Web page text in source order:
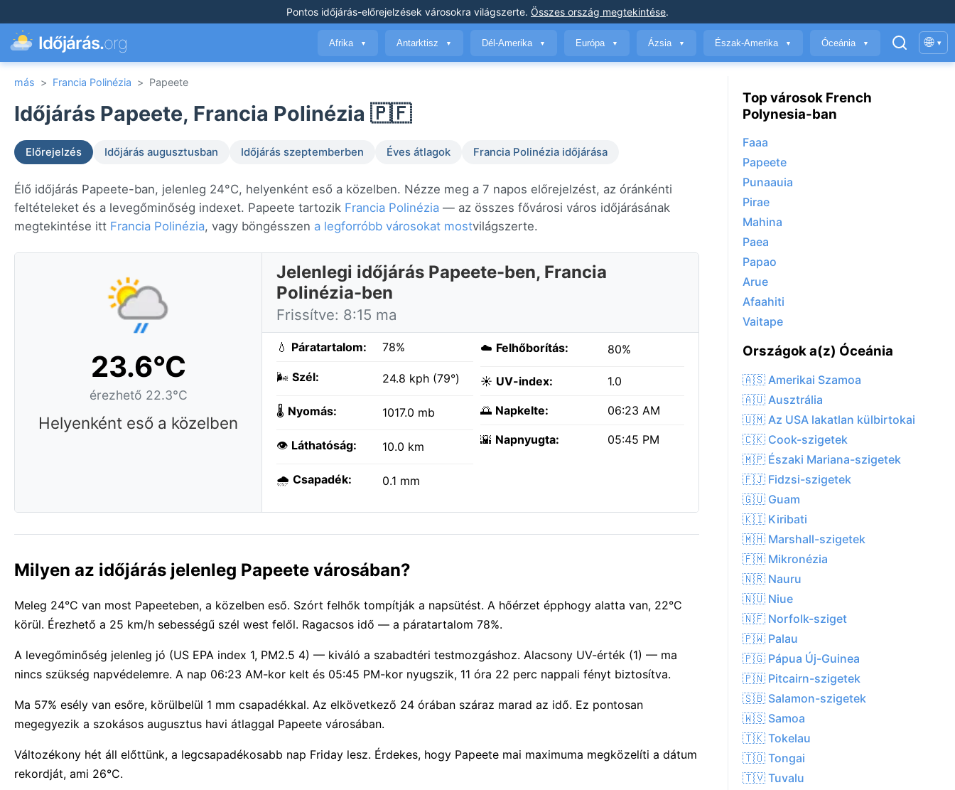
Pontos időjárás-előrejelzések városokra világszerte. Összes ország megtekintése.
Időjárás.org Afrika ▼ Antarktisz ▼ Dél-Amerika ▼ Európa ▼ Ázsia ▼ Észak-Amerika ▼ Óceánia ▼ 🌐 ▾
más > Francia Polinézia > Papeete
Időjárás Papeete, Francia Polinézia 🇵🇫
Előrejelzés Időjárás augusztusban Időjárás szeptemberben Éves átlagok Francia Polinézia időjárása
Élő időjárás Papeete-ban, jelenleg 24°C, helyenként eső a közelben. Nézze meg a 7 napos előrejelzést, az óránkénti
feltételeket és a levegőminőség indexet. Papeete tartozik Francia Polinézia — az összes fővárosi város időjárásának
megtekintése itt Francia Polinézia, vagy böngésszen a legforróbb városokat mostvilágszerte.
23.6°C
érezhető 22.3°C
Helyenként eső a közelben
Jelenlegi időjárás Papeete-ben, Francia
Polinézia-ben
Frissítve: 8:15 ma
💧 Páratartalom: 78%
🌬️ Szél: 24.8 kph (79°)
🌡️ Nyomás: 1017.0 mb
👁️ Láthatóság: 10.0 km
🌧️ Csapadék: 0.1 mm
☁️ Felhőborítás: 80%
☀️ UV-index: 1.0
🌅 Napkelte: 06:23 AM
🌇 Napnyugta: 05:45 PM
Milyen az időjárás jelenleg Papeete városában?
Meleg 24°C van most Papeeteben, a közelben eső. Szórt felhők tompítják a napsütést. A hőérzet épphogy alatta van, 22°C
körül. Érezhető a 25 km/h sebességű szél west felől. Ragacsos idő — a páratartalom 78%.
A levegőminőség jelenleg jó (US EPA index 1, PM2.5 4) — kiváló a szabadtéri testmozgáshoz. Alacsony UV-érték (1) — ma
nincs szükség napvédelemre. A nap 06:23 AM-kor kelt és 05:45 PM-kor nyugszik, 11 óra 22 perc nappali fényt biztosítva.
Ma 57% esély van esőre, körülbelül 1 mm csapadékkal. Az elkövetkező 24 órában száraz marad az idő. Ez pontosan
megegyezik a szokásos augusztus havi átlaggal Papeete városában.
Változékony hét áll előttünk, a legcsapadékosabb nap Friday lesz. Érdekes, hogy Papeete mai maximuma megközelíti a dátum
rekordját, ami 26°C.
Top városok French
Polynesia-ban
Faaa
Papeete
Punaauia
Pirae
Mahina
Paea
Papao
Arue
Afaahiti
Vaitape
Országok a(z) Óceánia
🇦🇸 Amerikai Szamoa
🇦🇺 Ausztrália
🇺🇲 Az USA lakatlan külbirtokai
🇨🇰 Cook-szigetek
🇲🇵 Északi Mariana-szigetek
🇫🇯 Fidzsi-szigetek
🇬🇺 Guam
🇰🇮 Kiribati
🇲🇭 Marshall-szigetek
🇫🇲 Mikronézia
🇳🇷 Nauru
🇳🇺 Niue
🇳🇫 Norfolk-sziget
🇵🇼 Palau
🇵🇬 Pápua Új-Guinea
🇵🇳 Pitcairn-szigetek
🇸🇧 Salamon-szigetek
🇼🇸 Samoa
🇹🇰 Tokelau
🇹🇴 Tongai
🇹🇻 Tuvalu